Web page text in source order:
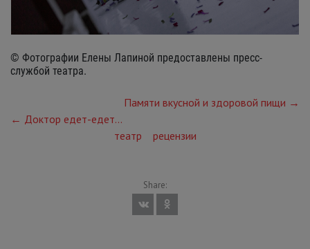
© Фотографии Елены Лапиной предоставлены пресс-
службой театра.
Памяти вкусной и здоровой пищи →
← Доктор едет-едет...
театр
рецензии
Share: